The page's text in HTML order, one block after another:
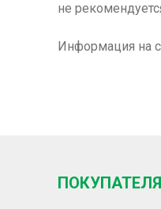
не
Информация на